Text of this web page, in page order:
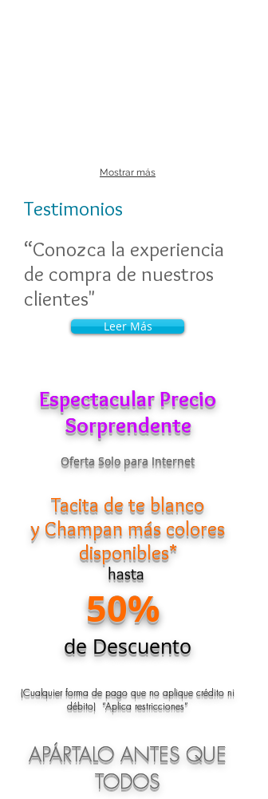
Mostrar más
Testimonios
“Conozca la experiencia
de compra de nuestros
clientes"
Leer Más
Espectacular Precio
Sorprendente
Oferta Solo para Internet
Tacita de te blanco
y Champan más colores
disponibles*
hasta
50%
de Descuento
(Cualquier forma de pago que no aplique crédito ni
débito) “Aplica restricciones”
APÁRTALO ANTES QUE
TODOS